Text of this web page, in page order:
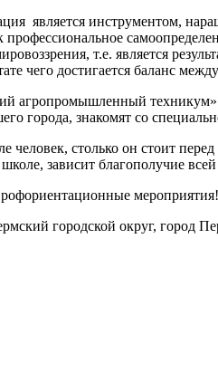
является инструментом,
профессиональное
т.е. является
чего достигается баланс
агропромышленный техникум»
города, знакомят со
человек, столько он стоит
зависит благополучие
мероприятия!
городской округ, город